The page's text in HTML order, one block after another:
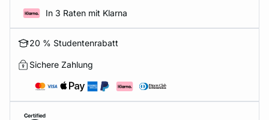
In 3 Raten mit Klarna
20 % Studentenrabatt
Sichere Zahlung